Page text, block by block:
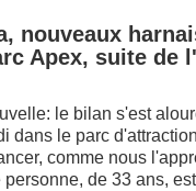
nouveaux
Apex, suite de
le bilan s'est
dans le parc
comme nous
de 33 ans,